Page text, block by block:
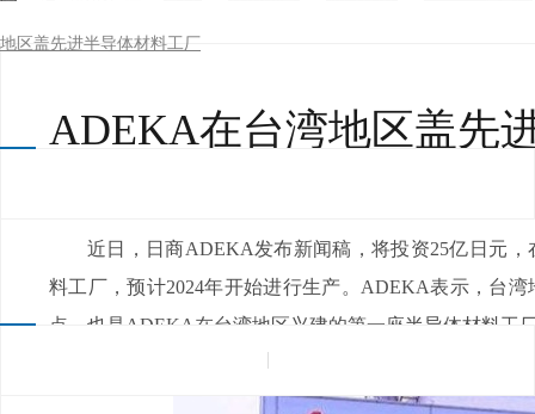
地区盖先进半导体材料工厂
ADEKA在台湾地区盖先
近日，日商ADEKA发布新闻稿，将投资25亿日元
料工厂，预计2024年开始进行生产。ADEKA表示
点，也是ADEKA在台湾地区兴建的第一座半导体材料工厂